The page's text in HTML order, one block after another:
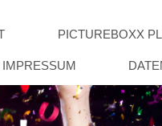
PICTUREBOXX
IMPRESSUM